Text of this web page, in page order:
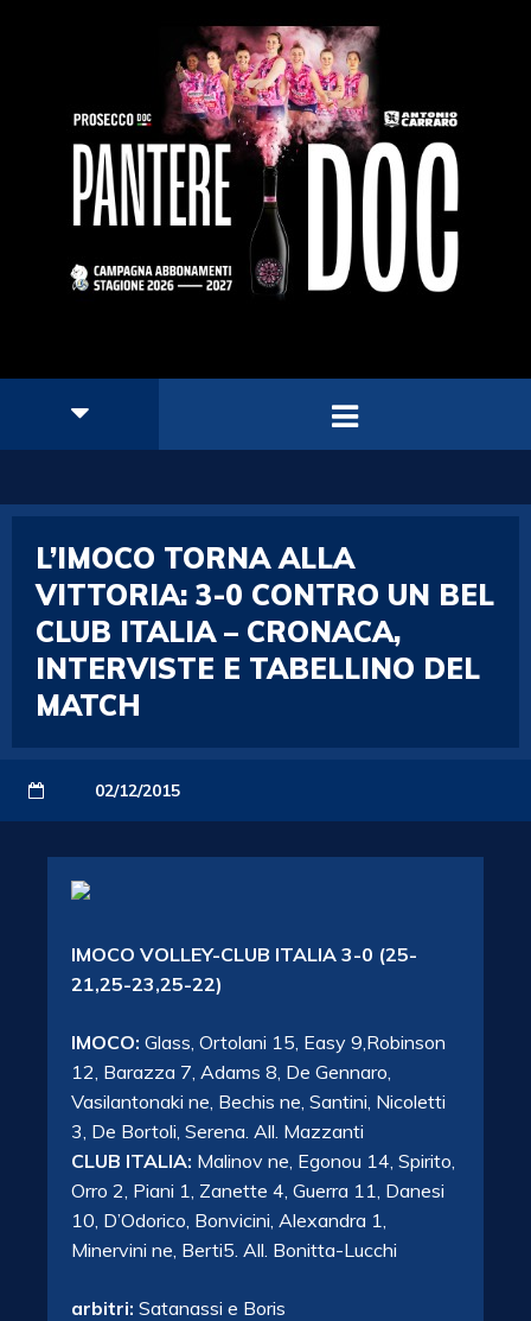
L’IMOCO TORNA ALLA
VITTORIA: 3-0 CONTRO UN BEL
CLUB ITALIA – CRONACA,
INTERVISTE E TABELLINO DEL
MATCH
02/12/2015
IMOCO VOLLEY-CLUB ITALIA 3-0 (25-
21,25-23,25-22)
IMOCO: Glass, Ortolani 15, Easy 9,Robinson
12, Barazza 7, Adams 8, De Gennaro,
Vasilantonaki ne, Bechis ne, Santini, Nicoletti
3, De Bortoli, Serena. All. Mazzanti
CLUB ITALIA: Malinov ne, Egonou 14, Spirito,
Orro 2, Piani 1, Zanette 4, Guerra 11, Danesi
10, D’Odorico, Bonvicini, Alexandra 1,
Minervini ne, Berti5. All. Bonitta-Lucchi
arbitri: Satanassi e Boris